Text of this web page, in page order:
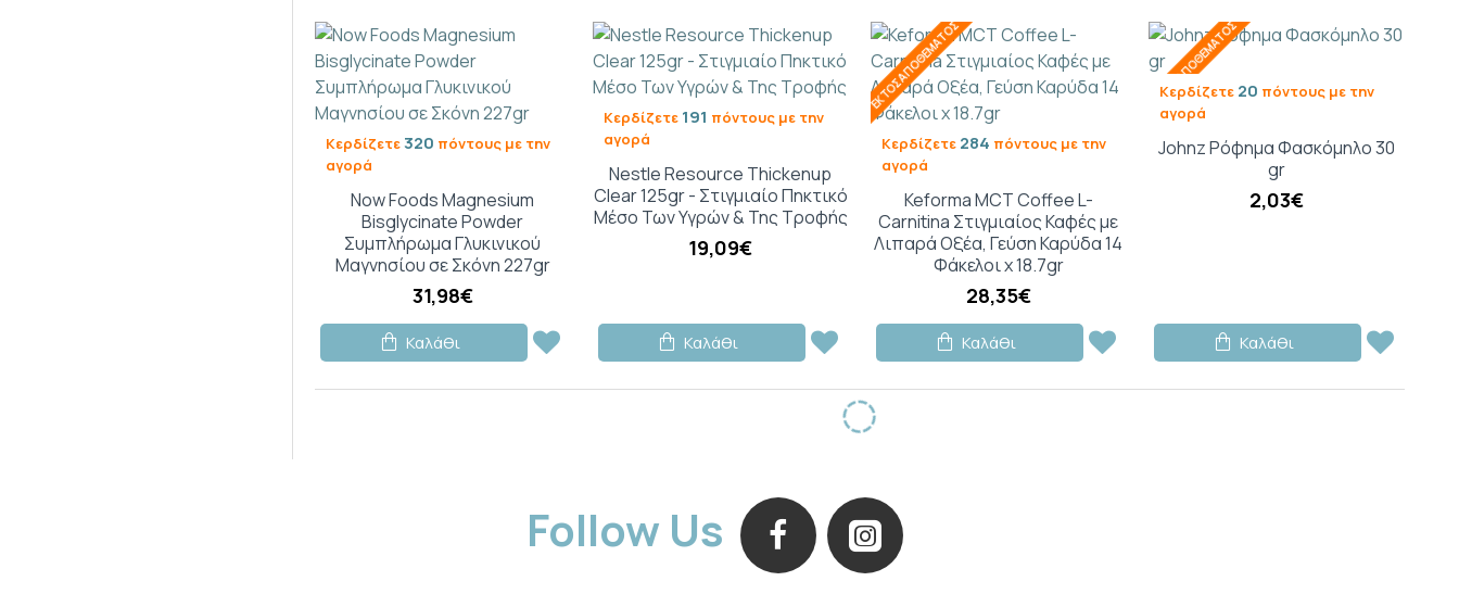
Κερδίζετε320 πόντους με την
αγορά
Now Foods Magnesium
Bisglycinate Powder
Συμπλήρωμα Γλυκινικού
Μαγνησίου σε Σκόνη 227gr
31,98€
Καλάθι
Κερδίζετε 191 πόντους με την
αγορά
Nestle Resource Thickenup
Clear 125gr - Στιγμιαίο Πηκτικό
Μέσο Των Υγρών & Της Τροφής
19,09€
Καλάθι
ΕΚΤΌΣ ΑΠΟΘΈΜΑΤΟΣ
Κερδίζετε 284 πόντους με την
αγορά
Keforma MCT Coffee L-
Carnitina Στιγμιαίος Καφές με
Λιπαρά Οξέα, Γεύση Καρύδα 14
Φάκελοι x 18.7gr
28,35€
Καλάθι
ΕΚΤΌΣ ΑΠΟΘΈΜΑΤΟΣ
Κερδίζετε 20 πόντους με την
αγορά
Johnz Ρόφημα Φασκόμηλο 30
gr
2,03€
Καλάθι
Follow Us